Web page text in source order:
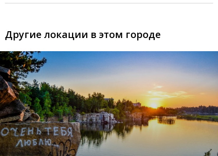
Другие локации в этом городе